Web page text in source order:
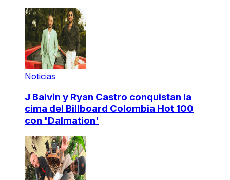
Noticias
J Balvin y Ryan Castro conquistan la
cima del Billboard Colombia Hot 100
con 'Dalmation'